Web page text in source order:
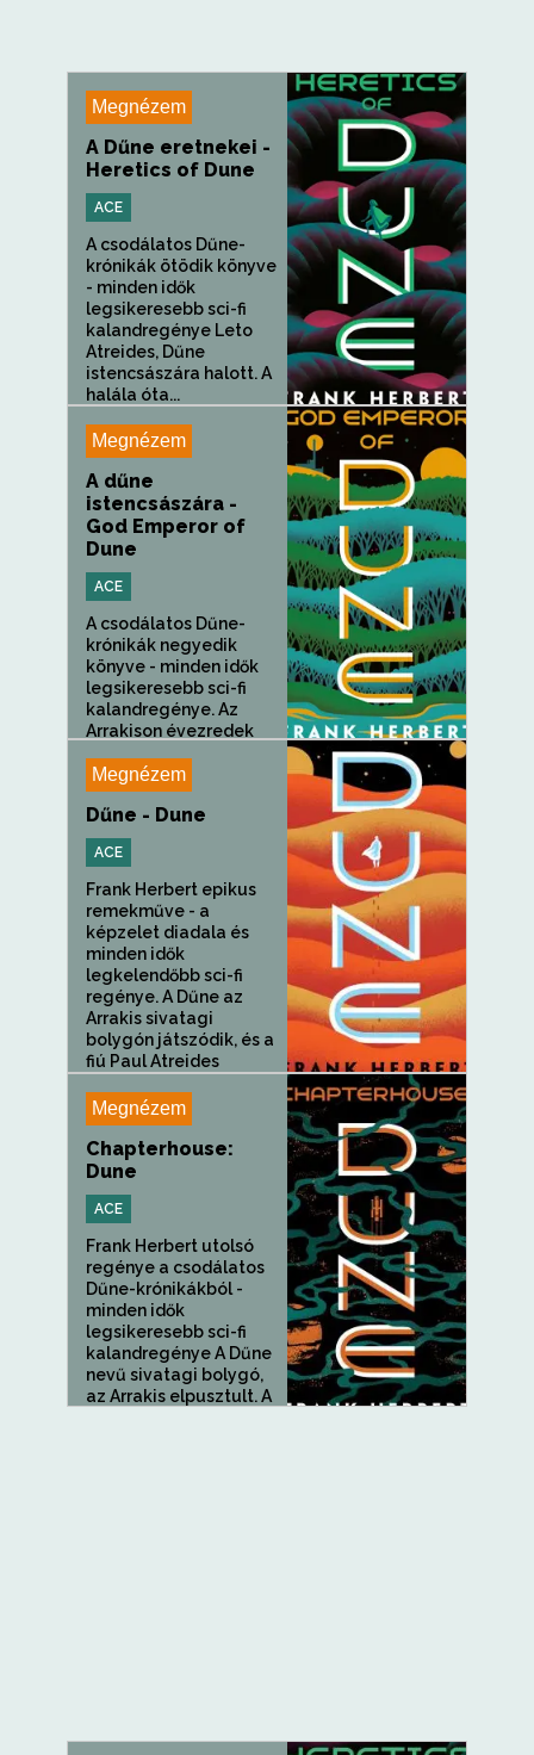
Megnézem
A Dűne eretnekei -
Heretics of Dune
ACE
A csodálatos Dűne-
krónikák ötödik könyve
- minden idők
legsikeresebb sci-fi
kalandregénye Leto
Atreides, Dűne
istencsászára halott. A
halála óta...
Megnézem
A dűne
istencsászára -
God Emperor of
Dune
ACE
A csodálatos Dűne-
krónikák negyedik
könyve - minden idők
legsikeresebb sci-fi
kalandregénye. Az
Arrakison évezredek
Megnézem
Dűne - Dune
ACE
Frank Herbert epikus
remekműve - a
képzelet diadala és
minden idők
legkelendőbb sci-fi
regénye. A Dűne az
Arrakis sivatagi
bolygón játszódik, és a
fiú Paul Atreides
Megnézem
Chapterhouse:
Dune
ACE
Frank Herbert utolsó
regénye a csodálatos
Dűne-krónikákból -
minden idők
legsikeresebb sci-fi
kalandregénye A Dűne
nevű sivatagi bolygó,
az Arrakis elpusztult. A